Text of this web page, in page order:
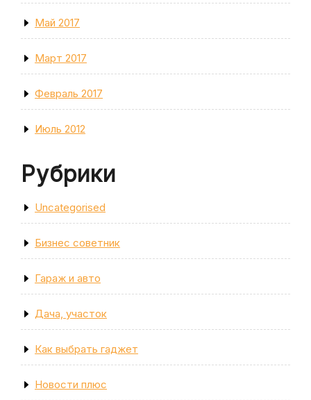
Май 2017
Март 2017
Февраль 2017
Июль 2012
Рубрики
Uncategorised
Бизнес советник
Гараж и авто
Дача, участок
Как выбрать гаджет
Новости плюс